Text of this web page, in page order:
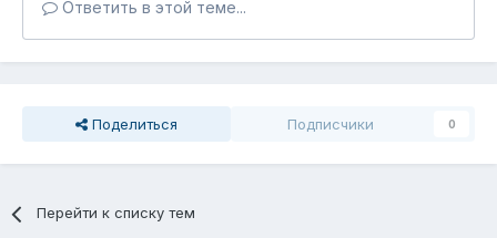
Ответить в этой теме...
Поделиться Подписчики 0
Перейти к списку тем